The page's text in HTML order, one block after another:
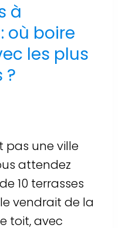
à
où boire
les plus
?
pas une ville
attendez
10 terrasses
vendrait de la
toit, avec